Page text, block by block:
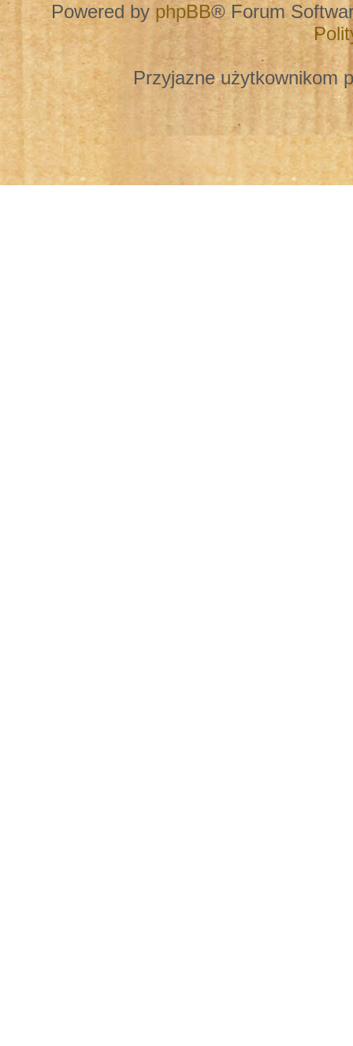
Powered by phpBB® Forum
Przyjazne użytkownikom